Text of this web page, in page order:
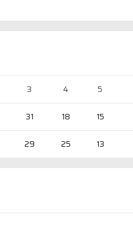
3 4 5
31 18 15
29 25 13